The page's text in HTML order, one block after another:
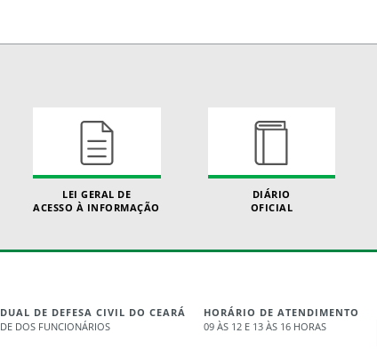
LEI GERAL DE
ACESSO À INFORMAÇÃO
DIÁRIO
OFICIAL
DE DEFESA CIVIL DO CEARÁ
DOS FUNCIONÁRIOS
HORÁRIO DE ATENDIMENTO
09 ÀS 12 E 13 ÀS 16 HORAS